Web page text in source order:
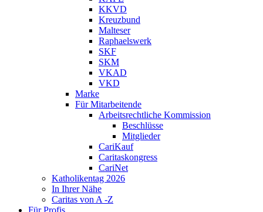
KKVD
Kreuzbund
Malteser
Raphaelswerk
SKF
SKM
VKAD
VKD
Marke
Für Mitarbeitende
Arbeitsrechtliche Kommission
Beschlüsse
Mitglieder
CariKauf
Caritaskongress
CariNet
Katholikentag 2026
In Ihrer Nähe
Caritas von A -Z